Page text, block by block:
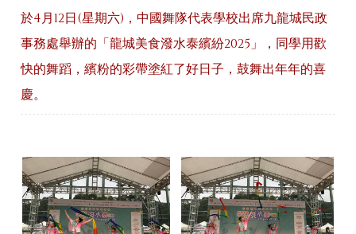
於4月12日(星期六)，中國舞隊代表學校出席九龍城民政
事務處舉辦的「龍城美食潑水泰繽紛2025」，同學用歡
快的舞蹈，繽粉的彩帶塗紅了好日子，鼓舞出年年的喜
慶。